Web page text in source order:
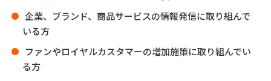
企業、ブランド、商品サービスの情報発信に取り組んで
いる方
ファンやロイヤルカスタマーの増加施策に取り組んでい
る方